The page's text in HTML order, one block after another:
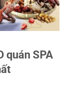
quán SPA